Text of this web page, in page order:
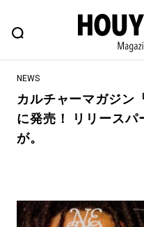
FEATURE
ヒップなファッション、カ
#NEW VINTAGE #マ
#路地裏てぃーん。
NEWS
カルチャーマガジン
に発売！ リリースパ
が。